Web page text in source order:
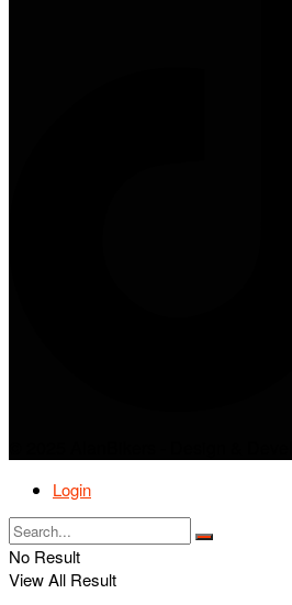
Login
No Result
View All Result